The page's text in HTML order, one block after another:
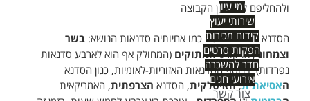
ימי עיון
שירותי יעוץ
קידום מכירות
הפקות סרטים
חדר להשכרה
אירועי חגים
צור קשר
ולהחליפם לפי רצון הקבוצה
הסדנא לאוהבי הדגים כמו אחיותיה סדנאות הנושא: בשר
וצמחוני, או קורסהמתוקים (המחולק אף הוא לארבע סדנאות
נפרדות). בנוסף הסדנאות האזוריות-לאומיות, כגון הסדנא
האסיאתית,האיטלקית, הסדנא הצרפתית, האמריקאית